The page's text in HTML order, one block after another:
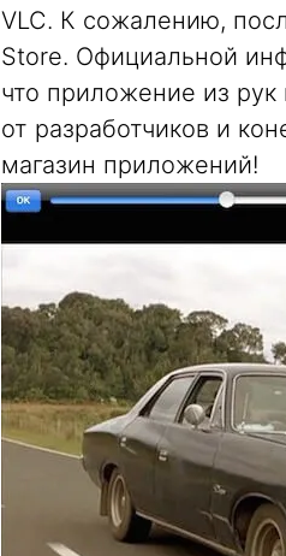
VLC. К сожалению,
Store. Официальной
что приложение из
от разработчиков и
магазин приложений!